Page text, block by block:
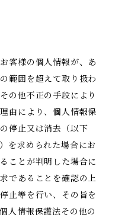
客様の個人情報が、あ
範囲を超えて取り扱わ
の他不正の手段により
由により、個人情報保
停止又は消去（以下
を求められた場合にお
ことが判明した場合に
であることを確認の上
止等を行い、その旨を
人情報保護法その他の